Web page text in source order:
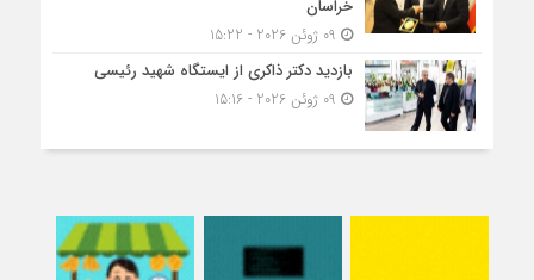
خراسان
بازدید دکتر ذاکری از ایستگاه شهید رئیسی